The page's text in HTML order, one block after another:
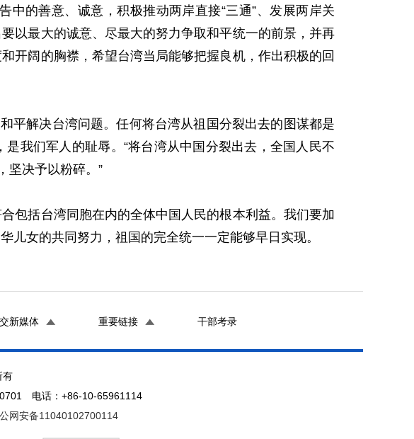
的善意、诚意，积极推动两岸直接“三通”、发展两岸关
以最大的诚意、尽最大的努力争取和平统一的前景，并再
开阔的胸襟，希望台湾当局能够把握良机，作出积极的回
解决台湾问题。任何将台湾从祖国分裂出去的图谋都是
我们军人的耻辱。“将台湾从中国分裂出去，全国人民不
坚决予以粉碎。”
括台湾同胞在内的全体中国人民的根本利益。我们要加
女的共同努力，祖国的完全统一一定能够早日实现。
新媒体 重要链接 干部考录
有
电话：+86-10-65961114
网安备11040102700114